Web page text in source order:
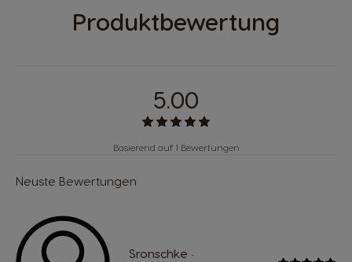
Produktbewertung
5.00
Basierend auf 1 Bewertungen
Neuste Bewertungen
Sronschke -